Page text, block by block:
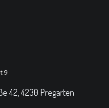
9
42, 4230 Pregarten